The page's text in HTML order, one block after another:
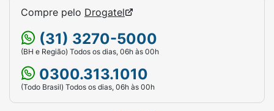
Compre pelo Drogatel
(31) 3270-5000
(BH e Região) Todos os dias, 06h às 00h
0300.313.1010
(Todo Brasil) Todos os dias, 06h às 00h